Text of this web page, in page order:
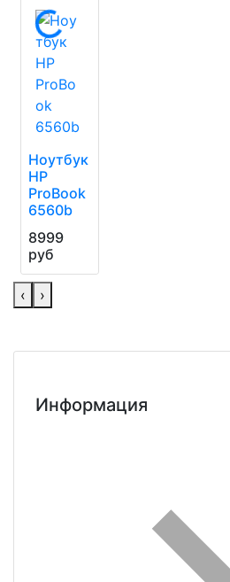
Ноутбук
HP
ProBook
6560b
8999
руб
‹ ›
Информация